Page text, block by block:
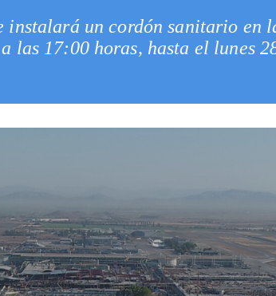
instalará un cordón sanitario en
las 17:00 horas, hasta el lunes